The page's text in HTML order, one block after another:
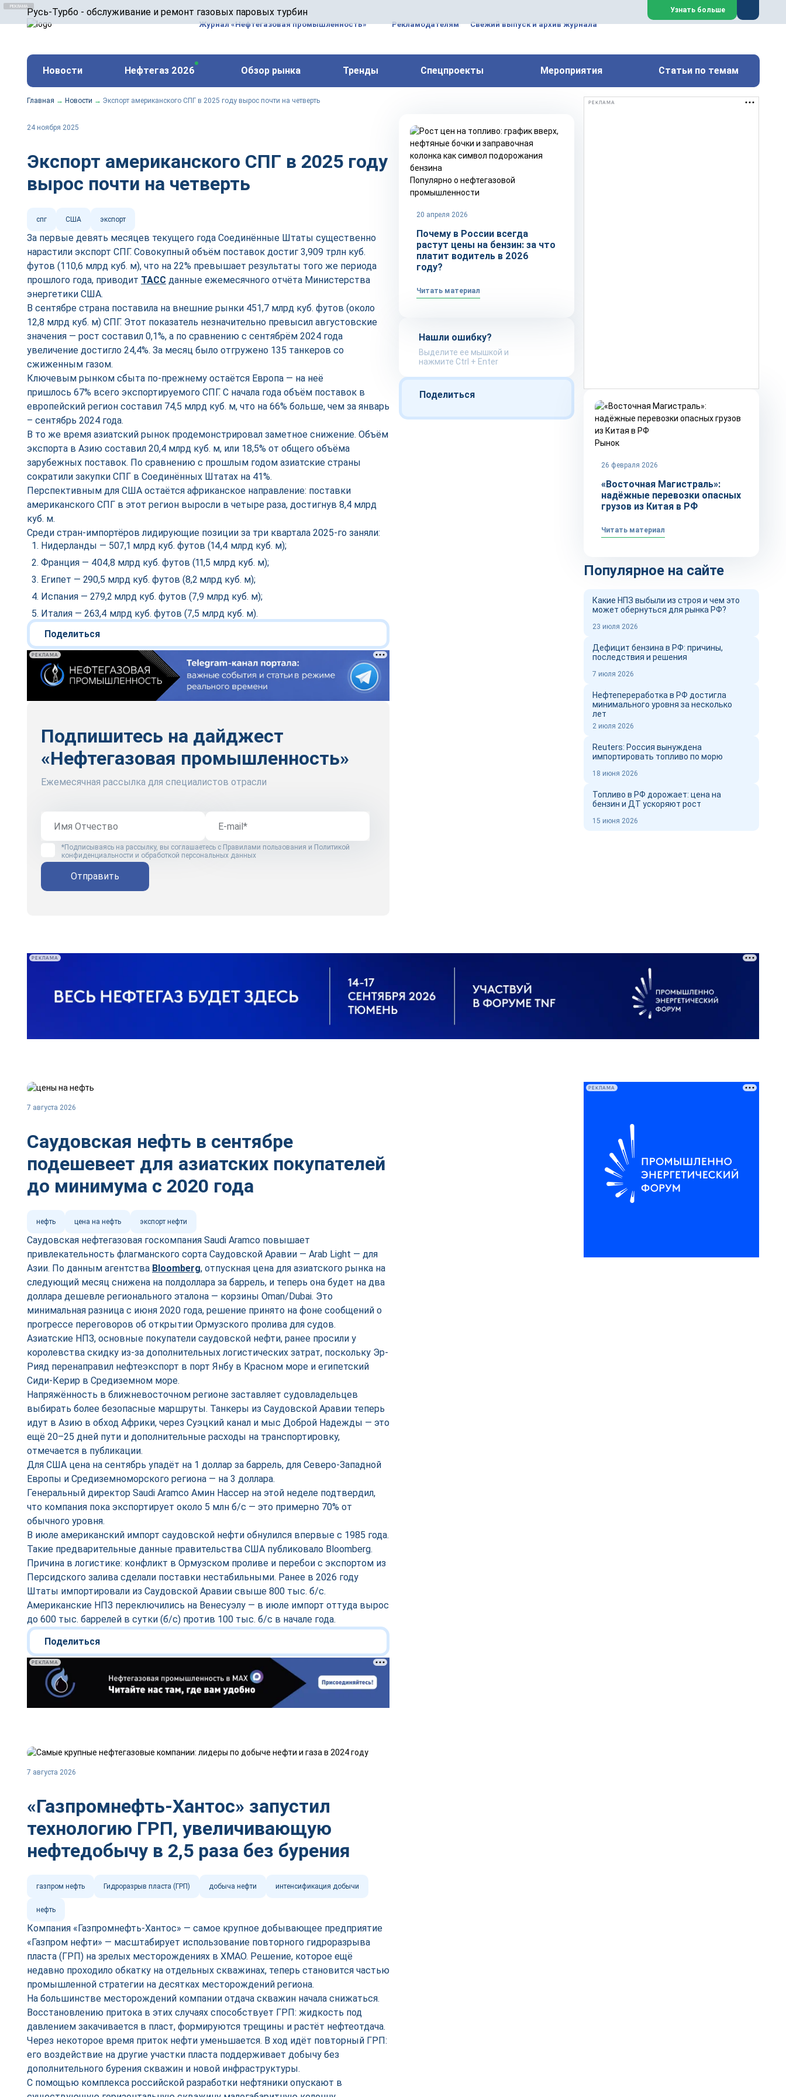
Русь-Турбо - обслуживание и ремонт газовых паровых турбин
ООО «Русь-Турбо» занимается сервисом газовых и паровых турбин, комплексным ремонтом, восстановлением, техническим обслуживанием
оборудования ТЭС, зарубежных поршневых машин и компрессоров, которые работают на нефтегазовых, нефтехимических, металлургических
и других предприятиях.
Реклама. ООО «Русь-Турбо», ИНН 7802588950
erid: F7NfYUJCUneVdwPs4znf
Закрыть
Узнать больше
Журнал «Нефтегазовая промышленность» Рекламодателям Свежий выпуск и архив журнала
Новости Нефтегаз 2026 Обзор рынка Тренды Спецпроекты Мероприятия Статьи по темам
Главная → Новости → Экспорт американского СПГ в 2025 году вырос почти на четверть
24 ноября 2025
Экспорт американского СПГ в 2025 году
вырос почти на четверть
спг США экспорт
За первые девять месяцев текущего года Соединённые Штаты существенно
нарастили экспорт СПГ. Совокупный объём поставок достиг 3,909 трлн куб.
футов (110,6 млрд куб. м), что на 22% превышает результаты того же периода
прошлого года, приводит ТАСС данные ежемесячного отчёта Министерства
энергетики США.
В сентябре страна поставила на внешние рынки 451,7 млрд куб. футов (около
12,8 млрд куб. м) СПГ. Этот показатель незначительно превысил августовские
значения — рост составил 0,1%, а по сравнению с сентябрём 2024 года
увеличение достигло 24,4%. За месяц было отгружено 135 танкеров со
сжиженным газом.
Ключевым рынком сбыта по‑прежнему остаётся Европа — на неё
пришлось 67% всего экспортируемого СПГ. С начала года объём поставок в
европейский регион составил 74,5 млрд куб. м, что на 66% больше, чем за январь
– сентябрь 2024 года.
В то же время азиатский рынок продемонстрировал заметное снижение. Объём
экспорта в Азию составил 20,4 млрд куб. м, или 18,5% от общего объёма
зарубежных поставок. По сравнению с прошлым годом азиатские страны
сократили закупки СПГ в Соединённых Штатах на 41%.
Перспективным для США остаётся африканское направление: поставки
американского СПГ в этот регион выросли в четыре раза, достигнув 8,4 млрд
куб. м.
Среди стран‑импортёров лидирующие позиции за три квартала 2025-го заняли:
Нидерланды — 507,1 млрд куб. футов (14,4 млрд куб. м);
Франция — 404,8 млрд куб. футов (11,5 млрд куб. м);
Египет — 290,5 млрд куб. футов (8,2 млрд куб. м);
Испания — 279,2 млрд куб. футов (7,9 млрд куб. м);
Италия — 263,4 млрд куб. футов (7,5 млрд куб. м).
Поделиться
РЕКЛАМА
Подпишитесь на дайджест
«Нефтегазовая промышленность»
Ежемесячная рассылка для специалистов отрасли
*Подписываясь на рассылку, вы соглашаетесь с Правилами пользования и Политикой
конфиденциальности и обработкой персональных данных
Отправить
Популярно о нефтегазовой
промышленности
20 апреля 2026
Почему в России всегда
растут цены на бензин: за что
платит водитель в 2026
году?
Читать материал
Нашли ошибку?
Выделите ее мышкой и
нажмите Ctrl + Enter
Поделиться
РЕКЛАМА
Рынок
26 февраля 2026
«Восточная Магистраль»:
надёжные перевозки опасных
грузов из Китая в РФ
Читать материал
Популярное на сайте
Какие НПЗ выбыли из строя и чем это
может обернуться для рынка РФ?
23 июля 2026
Дефицит бензина в РФ: причины,
последствия и решения
7 июля 2026
Нефтепереработка в РФ достигла
минимального уровня за несколько
лет
2 июля 2026
Reuters: Россия вынуждена
импортировать топливо по морю
18 июня 2026
Топливо в РФ дорожает: цена на
бензин и ДТ ускоряют рост
15 июня 2026
РЕКЛАМА
7 августа 2026
Саудовская нефть в сентябре
подешевеет для азиатских покупателей
до минимума с 2020 года
нефть цена на нефть экспорт нефти
Саудовская нефтегазовая госкомпания Saudi Aramco повышает
привлекательность флагманского сорта Саудовской Аравии — Arab Light — для
Азии. По данным агентства Bloomberg, отпускная цена для азиатского рынка на
следующий месяц снижена на полдоллара за баррель, и теперь она будет на два
доллара дешевле регионального эталона — корзины Oman/Dubai. Это
минимальная разница с июня 2020 года, решение принято на фоне сообщений о
прогрессе переговоров об открытии Ормузского пролива для судов.
Азиатские НПЗ, основные покупатели саудовской нефти, ранее просили у
королевства скидку из-за дополнительных логистических затрат, поскольку Эр-
Рияд перенаправил нефтеэкспорт в порт Янбу в Красном море и египетский
Сиди-Керир в Средиземном море.
Напряжённость в ближневосточном регионе заставляет судовладельцев
выбирать более безопасные маршруты. Танкеры из Саудовской Аравии теперь
идут в Азию в обход Африки, через Суэцкий канал и мыс Доброй Надежды — это
ещё 20–25 дней пути и дополнительные расходы на транспортировку,
отмечается в публикации.
Для США цена на сентябрь упадёт на 1 доллар за баррель, для Северо-Западной
Европы и Средиземноморского региона — на 3 доллара.
Генеральный директор Saudi Aramco Амин Нассер на этой неделе подтвердил,
что компания пока экспортирует около 5 млн б/с — это примерно 70% от
обычного уровня.
В июле американский импорт саудовской нефти обнулился впервые с 1985 года.
Такие предварительные данные правительства США публиковало Bloomberg.
Причина в логистике: конфликт в Ормузском проливе и перебои с экспортом из
Персидского залива сделали поставки нестабильными. Ранее в 2026 году
Штаты импортировали из Саудовской Аравии свыше 800 тыс. б/с.
Американские НПЗ переключились на Венесуэлу — в июле импорт оттуда вырос
до 600 тыс. баррелей в сутки (б/с) против 100 тыс. б/с в начале года.
Поделиться
РЕКЛАМА
7 августа 2026
«Газпромнефть-Хантос» запустил
технологию ГРП, увеличивающую
нефтедобычу в 2,5 раза без бурения
газпром нефть Гидроразрыв пласта (ГРП) добыча нефти интенсификация добычи
нефть
Компания «Газпромнефть-Хантос» — самое крупное добывающее предприятие
«Газпром нефти» — масштабирует использование повторного гидроразрыва
пласта (ГРП) на зрелых месторождениях в ХМАО. Решение, которое ещё
недавно проходило обкатку на отдельных скважинах, теперь становится частью
промышленной стратегии на десятках месторождений региона.
На большинстве месторождений компании отдача скважин начала снижаться.
Восстановлению притока в этих случаях способствует ГРП: жидкость под
давлением закачивается в пласт, формируются трещины и растёт нефтеотдача.
Через некоторое время приток нефти уменьшается. В ход идёт повторный ГРП:
его воздействие на другие участки пласта поддерживает добычу без
дополнительного бурения скважин и новой инфраструктуры.
С помощью комплекса российской разработки нефтяники опускают в
РЕКЛАМА